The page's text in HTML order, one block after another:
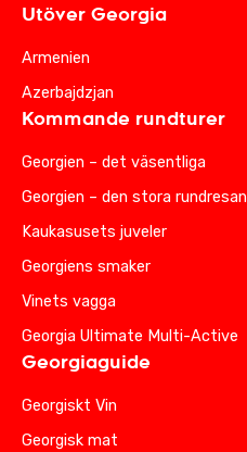
Utöver Georgia
Armenien
Azerbajdzjan
Kommande rundturer
Georgien – det väsentliga
Georgien – den stora rundresan
Kaukasusets juveler
Georgiens smaker
Vinets vagga
Georgia Ultimate Multi-Active
Georgiaguide
Georgiskt Vin
Georgisk mat